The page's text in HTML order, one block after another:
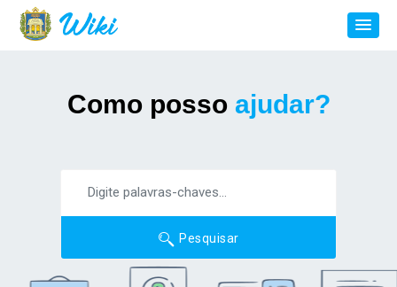
Como posso ajudar?
Pesquisar